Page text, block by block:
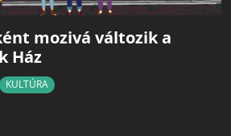
mozivá változik a
Ház
KULTÚRA